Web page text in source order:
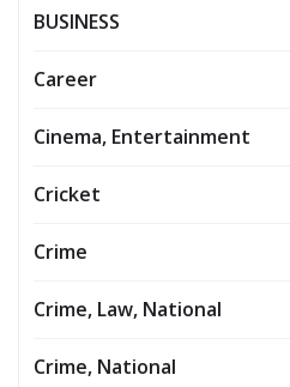
BUSINESS
Career
Cinema, Entertainment
Cricket
Crime
Crime, Law, National
Crime, National